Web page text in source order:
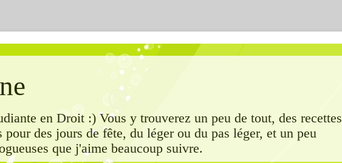
en Droit :) Vous y trouverez un peu de tout, des recettes
des jours de fête, du léger ou du pas léger, et un peu
que j'aime beaucoup suivre.